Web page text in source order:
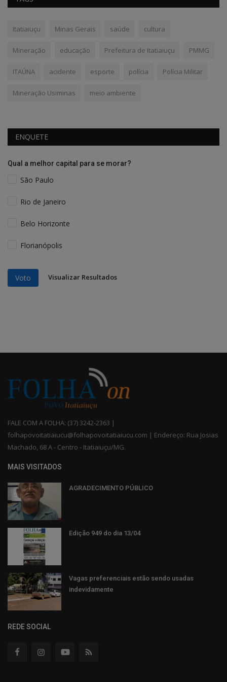
Itatiaiuçu Minas Gerais saúde cultura
Mineração educação Prefeitura de Itatiaiuçu PMMG
ITAÚNA acidente esporte polícia Polícia Militar
Mineração Usiminas meio ambiente
ENQUETE
Qual a melhor capital para se morar?
São Paulo
Rio de Janeiro
Belo Horizonte
Florianópolis
Voto Visualizar Resultados
FALE COM A FOLHA: (37) 3242-2363 |
folhapovoitatiaiucu@folhapovoitatiaiucu.com | Endereço: Rua Josias
Machado, 68 A - Centro - Itatiaiuçu/MG.
MAIS VISITADOS
AGRADECIMENTO PÚBLICO
Edição 949 do dia 13/04
Vagas preferenciais estão sendo usadas
indevidamente
REDE SOCIAL